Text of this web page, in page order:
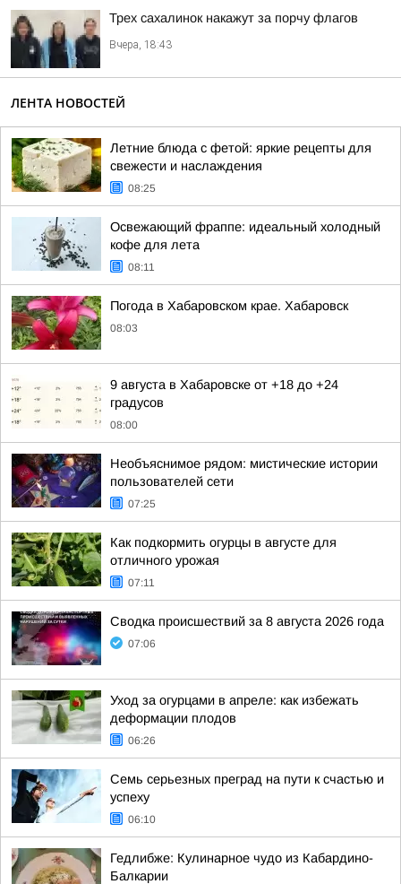
Трех сахалинок накажут за порчу флагов
Вчера, 18:43
ЛЕНТА НОВОСТЕЙ
Летние блюда с фетой: яркие рецепты для
свежести и наслаждения
08:25
Освежающий фраппе: идеальный холодный
кофе для лета
08:11
Погода в Хабаровском крае. Хабаровск
08:03
9 августа в Хабаровске от +18 до +24
градусов
08:00
Необъяснимое рядом: мистические истории
пользователей сети
07:25
Как подкормить огурцы в августе для
отличного урожая
07:11
Сводка происшествий за 8 августа 2026 года
07:06
Уход за огурцами в апреле: как избежать
деформации плодов
06:26
Семь серьезных преград на пути к счастью и
успеху
06:10
Гедлибже: Кулинарное чудо из Кабардино-
Балкарии